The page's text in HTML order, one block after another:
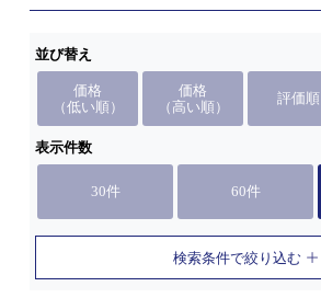
並び替え
価格
（低い順）
価格
（高い順）
評価順
表示件数
30件 60件
検索条件で絞り込む